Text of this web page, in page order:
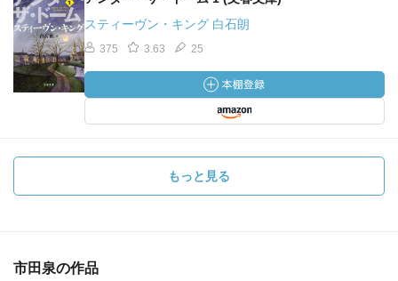
スティーヴン・キング 白石朗
375 3.63 25
もっと見る
市田泉の作品